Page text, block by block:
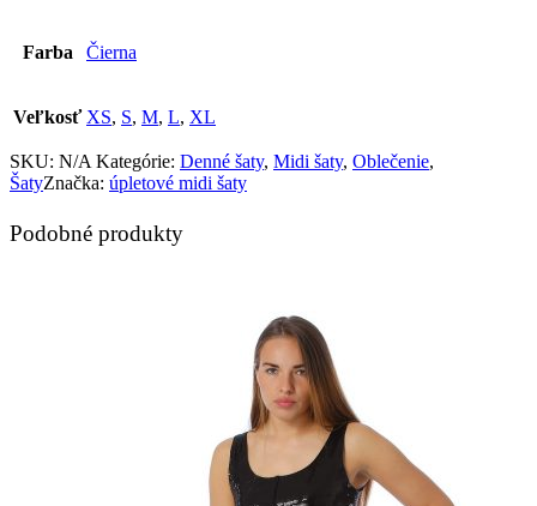
Farba Čierna
Veľkosť XS, S, M, L, XL
SKU: N/A Kategórie: Denné šaty, Midi šaty, Oblečenie,
ŠatyZnačka: úpletové midi šaty
Podobné produkty